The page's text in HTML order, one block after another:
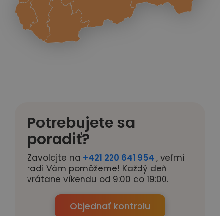
Potrebujete sa
poradiť?
Zavolajte na +421 220 641 954 , veľmi
radi Vám pomôžeme! Každý deň
vrátane víkendu od 9:00 do 19:00.
Objednať kontrolu